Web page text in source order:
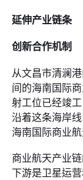
延伸产业链条
创新合作机制
从文昌市清澜
间的海南国际
射工位已经竣
沿着这条海岸
海南国际商业
商业航天产业
下游是卫星运